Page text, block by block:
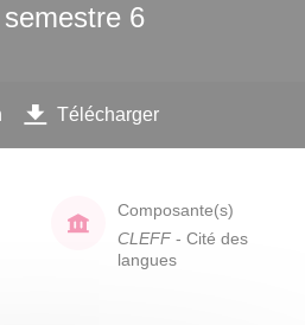
6
Télécharger
Composante(s)
CLEFF - Cité des
langues